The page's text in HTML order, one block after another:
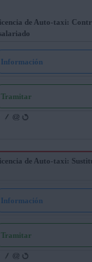
de Auto-taxi:
Información
Tramitar
de Auto-taxi:
Información
Tramitar